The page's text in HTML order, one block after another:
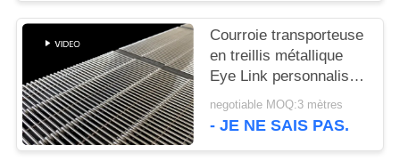
Courroie transporteuse
en treillis métallique
Eye Link personnalisée
et durable, de qualité
alimentaire
negotiable MOQ:3 mètres
- JE NE SAIS PAS.